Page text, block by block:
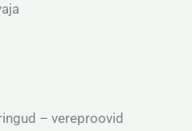
– vereproovid